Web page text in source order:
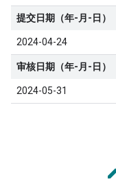
提交日期（年-月-日）
2024-04-24
审核日期（年-月-日）
2024-05-31